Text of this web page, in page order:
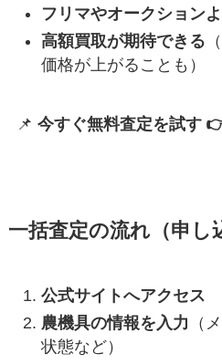
フリマやオークション
高額買取が期待できる
価格が上がることも）
📌 今すぐ無料査定を試す
一括査定の流れ（申し
公式サイトへアクセス
農機具の情報を入力 （
状態など）